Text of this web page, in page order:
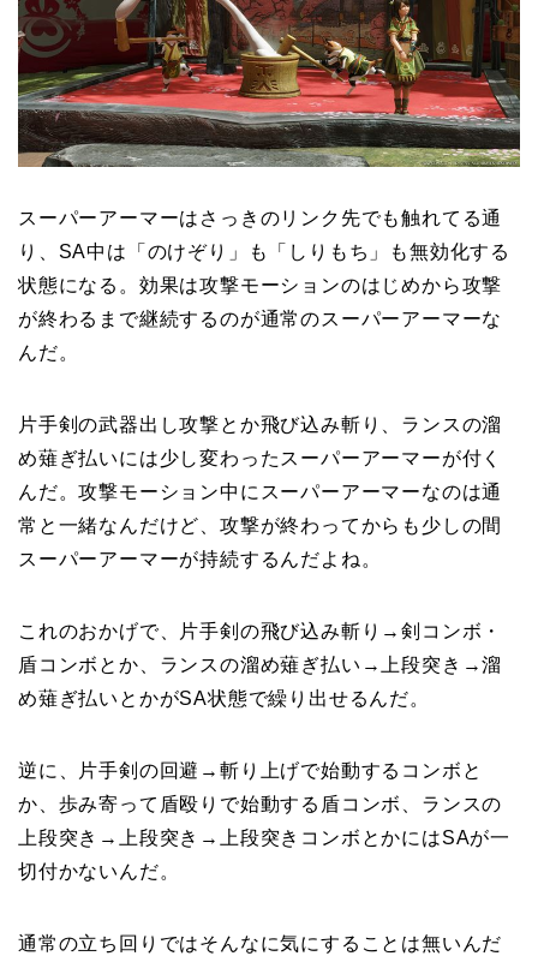
スーパーアーマーはさっきのリンク先でも触れてる通
り、SA中は「のけぞり」も「しりもち」も無効化する
状態になる。効果は攻撃モーションのはじめから攻撃
が終わるまで継続するのが通常のスーパーアーマーな
んだ。
片手剣の武器出し攻撃とか飛び込み斬り、ランスの溜
め薙ぎ払いには少し変わったスーパーアーマーが付く
んだ。攻撃モーション中にスーパーアーマーなのは通
常と一緒なんだけど、攻撃が終わってからも少しの間
スーパーアーマーが持続するんだよね。
これのおかげで、片手剣の飛び込み斬り→剣コンボ・
盾コンボとか、ランスの溜め薙ぎ払い→上段突き→溜
め薙ぎ払いとかがSA状態で繰り出せるんだ。
逆に、片手剣の回避→斬り上げで始動するコンボと
か、歩み寄って盾殴りで始動する盾コンボ、ランスの
上段突き→上段突き→上段突きコンボとかにはSAが一
切付かないんだ。
通常の立ち回りではそんなに気にすることは無いんだ